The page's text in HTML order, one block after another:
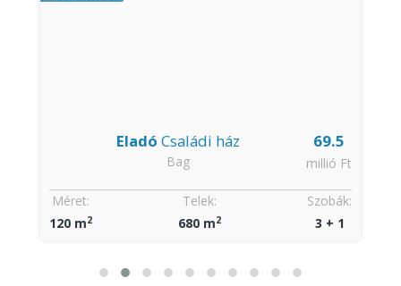
69.5
millió Ft
Eladó Családi ház
Bag
Szobák:
3 + 1
Méret:
120 m2
Telek:
680 m2